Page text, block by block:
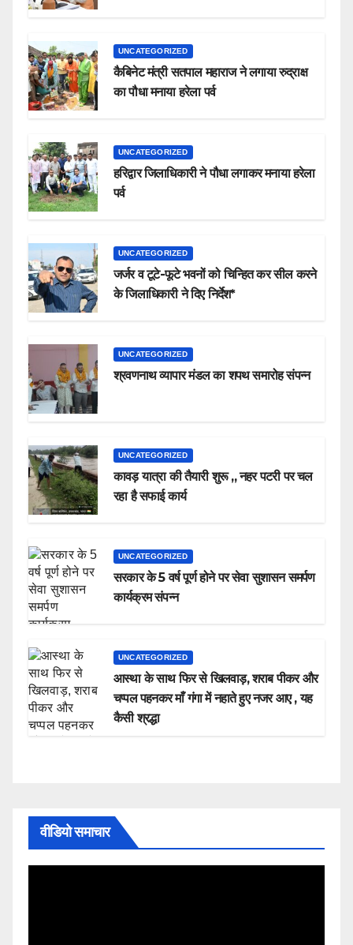
UNCATEGORIZED
कैबिनेट मंत्री सतपाल महाराज ने लगाया रुद्राक्ष
का पौधा मनाया हरेला पर्व
UNCATEGORIZED
हरिद्वार जिलाधिकारी ने पौधा लगाकर मनाया हरेला
पर्व
UNCATEGORIZED
जर्जर व टूटे-फूटे भवनों को चिन्हित कर सील करने
के जिलाधिकारी ने दिए निर्देश*
UNCATEGORIZED
श्रवणनाथ व्यापार मंडल का शपथ समारोह संपन्न
UNCATEGORIZED
कावड़ यात्रा की तैयारी शुरू ,, नहर पटरी पर चल
रहा है सफाई कार्य
UNCATEGORIZED
सरकार के 5 वर्ष पूर्ण होने पर सेवा सुशासन समर्पण
कार्यक्रम संपन्न
UNCATEGORIZED
आस्था के साथ फिर से खिलवाड़, शराब पीकर और
चप्पल पहनकर माँ गंगा में नहाते हुए नजर आए , यह
कैसी श्रद्धा
वीडियो समाचार